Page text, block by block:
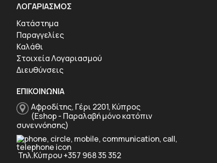
ΛΟΓΑΡΙΑΣΜΟΣ
Κατάστημα
Παραγγελίες
Καλάθι
Στοιχεία Λογαριασμού
Διευθύνσεις
ΕΠΙΚΟΙΝΩΝΙΑ
Αφροδίτης, Γέρι 2201, Κύπρος
(Eshop - Παραλαβή μόνο κατόπιν
συνεννόησης)
Τηλ.Κύπρου +357 968 35 352